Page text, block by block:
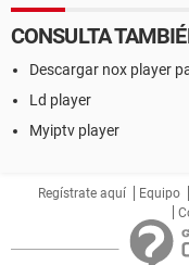
CONSULTA
Descargar nox player
Ld player
Myiptv player
Regístrate aquí Equipo